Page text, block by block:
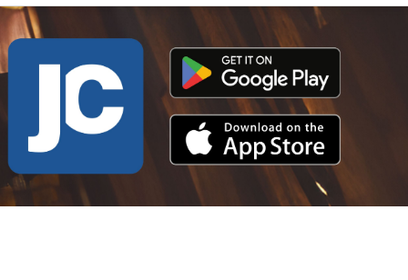
Aktuelles
Unsere Ombudsfrau
Arbeiten im Jobcenter Arbeitplus Bielefeld
Presse
Bekanntmachungen
Beauftragung der Träger mit hoheitlichen Aufgaben
Antragsvordrucke und
Richtlinien und Weisungen
Arbeitsmarkt- und
Vorlagen für Bewerbungen